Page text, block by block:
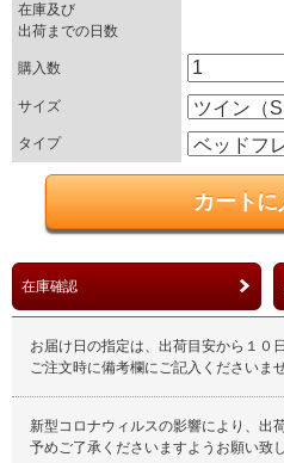
在庫及び
出荷までの日数
購入数
サイズ
タイプ
在庫確認
お届け日の指定は、出荷目安から１０
ご注文時に備考欄にご記入くださいませ
新型コロナウィルスの影響により、出
予めご了承くださいますようお願い致し